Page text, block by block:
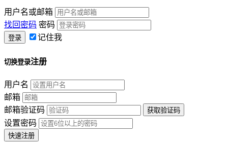
用户名或邮箱
找回密码 密码
记住我
切换登录注册
用户名
邮箱
邮箱验证码
设置密码